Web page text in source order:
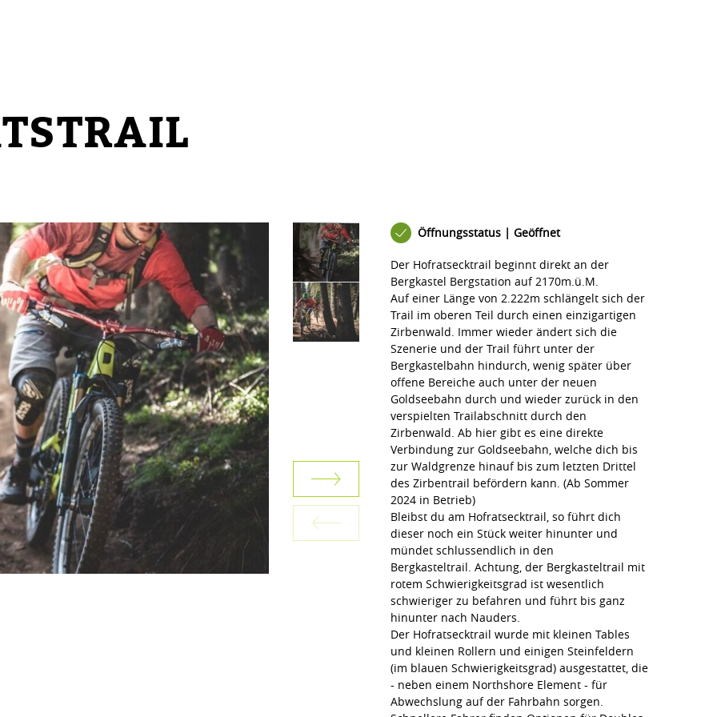
Öffnungsstatus | Geöffnet
Der Hofratsecktrail beginnt direkt an der
Bergkastel Bergstation auf 2170m.ü.M.
Auf einer Länge von 2.222m schlängelt sich der
Trail im oberen Teil durch einen einzigartigen
Zirbenwald. Immer wieder ändert sich die
Szenerie und der Trail führt unter der
Bergkastelbahn hindurch, wenig später über
offene Bereiche auch unter der neuen
Goldseebahn durch und wieder zurück in den
verspielten Trailabschnitt durch den
Zirbenwald. Ab hier gibt es eine direkte
Verbindung zur Goldseebahn, welche dich bis
zur Waldgrenze hinauf bis zum letzten Drittel
des Zirbentrail befördern kann. (Ab Sommer
2024 in Betrieb)
Bleibst du am Hofratsecktrail, so führt dich
dieser noch ein Stück weiter hinunter und
mündet schlussendlich in den
Bergkasteltrail. Achtung, der Bergkasteltrail mit
rotem Schwierigkeitsgrad ist wesentlich
schwieriger zu befahren und führt bis ganz
hinunter nach Nauders.
Der Hofratsecktrail wurde mit kleinen Tables
und kleinen Rollern und einigen Steinfeldern
(im blauen Schwierigkeitsgrad) ausgestattet, die
- neben einem Northshore Element - für
Abwechslung auf der Fahrbahn sorgen.